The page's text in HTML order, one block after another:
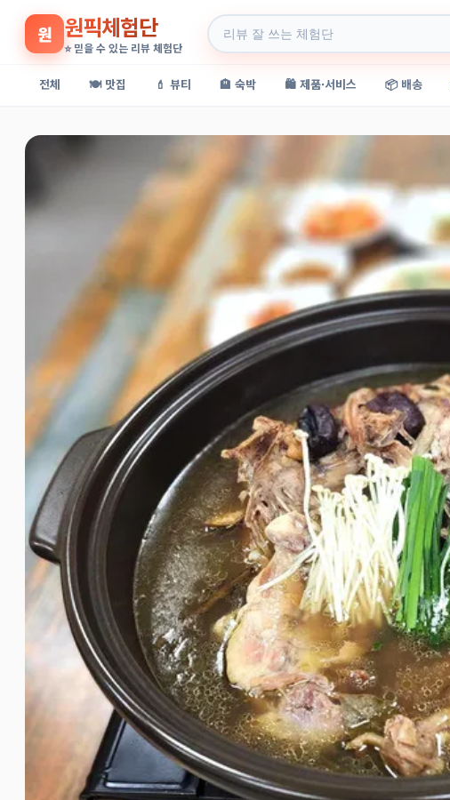
원 원픽체험단
⭐ 믿을 수 있는 리뷰 체험단
전체 🍽️ 맛집 💄 뷰티 🏨 숙박 🛍️ 제품·서비스 📦 배송